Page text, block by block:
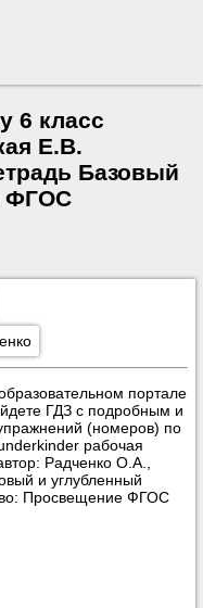
6 класс
Е.В.
Базовый
ФГОС
портале
ГДЗ с подробным и
(номеров) по
рабочая
Радченко О.А.,
и углубленный
Просвещение ФГОС